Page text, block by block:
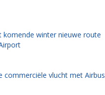
komende winter nieuwe route
commerciële vlucht met Airbus